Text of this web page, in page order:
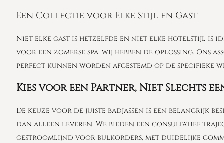
Een Collectie voor Elke Stijl en Gast
Niet elke gast is hetzelfde en niet elke hotelstijl is
voor een zomerse spa, wij hebben de oplossing. Ons
perfect kunnen worden afgestemd op de specifieke
Kies voor een Partner, Niet Slechts
De keuze voor de juiste badjassen is een belangrijk
dan alleen leveren. We bieden een consultatief
gestroomlijnd voor bulkorders, met duidelijke